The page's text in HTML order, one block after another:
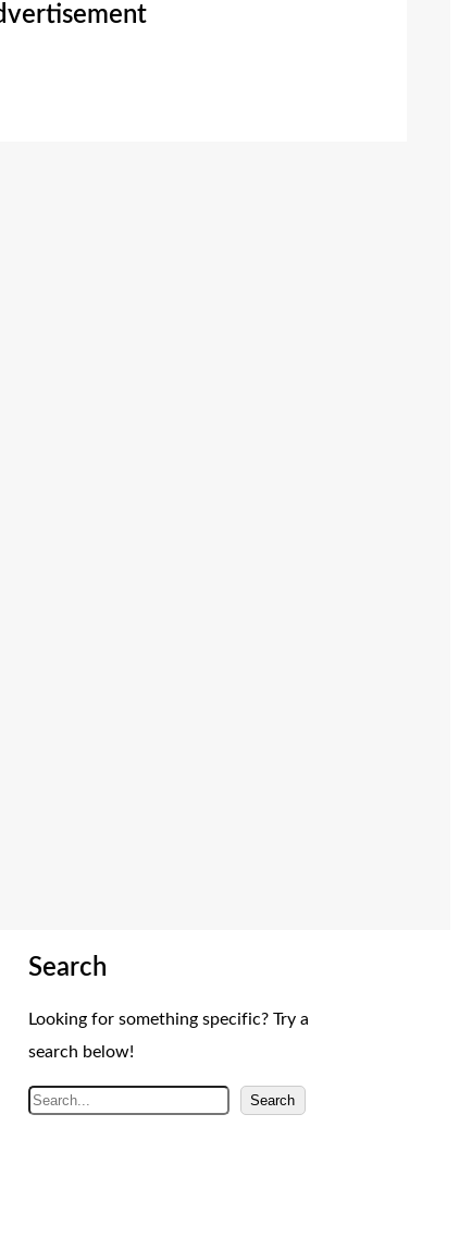
Search
Looking for something specific? Try a
search below!
A
Search